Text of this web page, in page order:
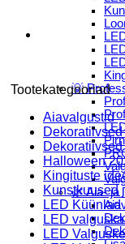
💡
🌿 Aia- ja
Tootekategooriad
Aiavalgustid
Halloween
Kingituste
Kunstkuused
LED Küünlad
LED
LED